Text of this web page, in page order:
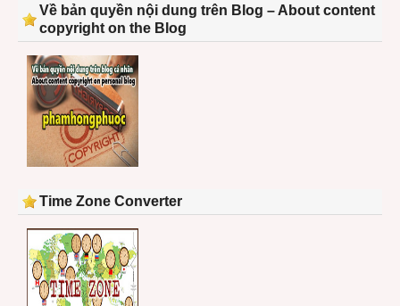
Về bản quyền nội dung trên Blog – About content
copyright on the Blog
Time Zone Converter